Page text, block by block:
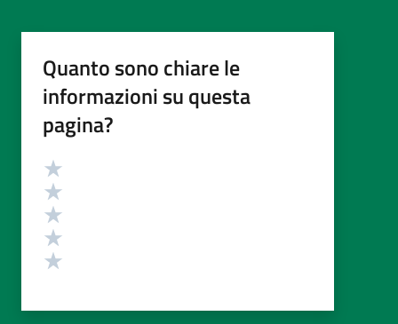
Quanto sono chiare le
informazioni su questa
pagina?
Valutazione